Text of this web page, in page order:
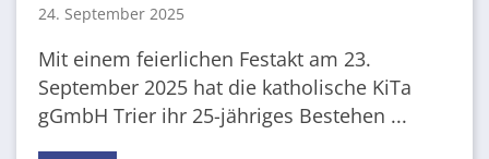
24. September 2025
Mit einem feierlichen Festakt am 23.
September 2025 hat die katholische KiTa
gGmbH Trier ihr 25-jähriges Bestehen ...